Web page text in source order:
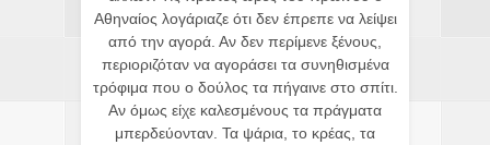
Αθηναίος λογάριαζε ότι δεν έπρεπε να λείψει
από την αγορά. Αν δεν περίμενε ξένους,
περιοριζόταν να αγοράσει τα συνηθισμένα
τρόφιμα που ο δούλος τα πήγαινε στο σπίτι.
Αν όμως είχε καλεσμένους τα πράγματα
μπερδεύονταν. Τα ψάρια, το κρέας, τα